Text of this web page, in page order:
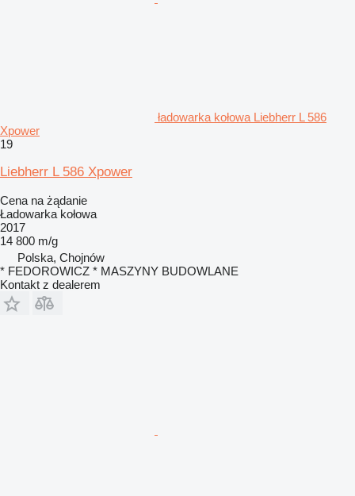
ładowarka kołowa Liebherr L 586
Xpower
19
Liebherr L 586 Xpower
Cena na żądanie
Ładowarka kołowa
2017
14 800 m/g
Polska, Chojnów
* FEDOROWICZ * MASZYNY BUDOWLANE
Kontakt z dealerem